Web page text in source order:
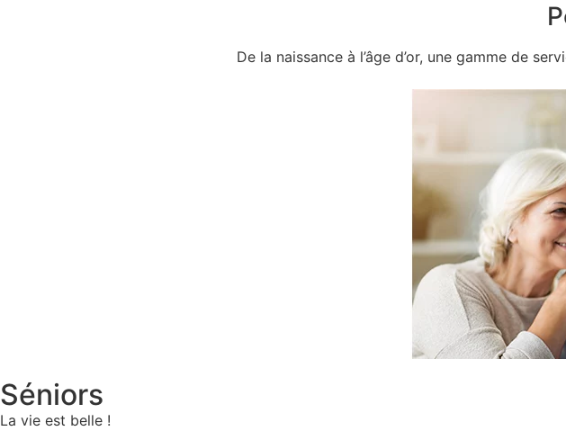
De la naissance à l’âge d’or, une gamme de
Séniors
La vie est belle !